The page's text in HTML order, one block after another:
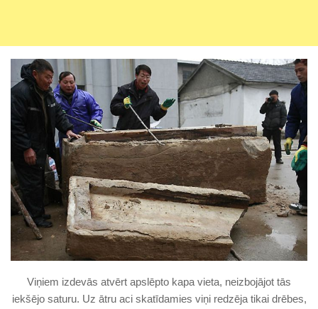
Viņiem izdevās atvērt apslēpto kapa vieta, neizbojājot tās
iekšējo saturu. Uz ātru aci skatīdamies viņi redzēja tikai drēbes,